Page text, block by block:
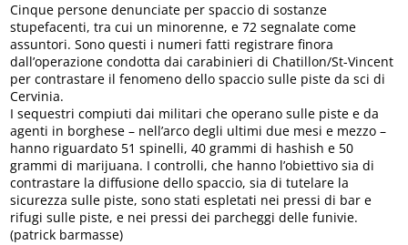
Cinque persone denunciate per spaccio di sostanze
stupefacenti, tra cui un minorenne, e 72 segnalate come
assuntori. Sono questi i numeri fatti registrare finora
dall’operazione condotta dai carabinieri di Chatillon/St-Vincent
per contrastare il fenomeno dello spaccio sulle piste da sci di
Cervinia.
I sequestri compiuti dai militari che operano sulle piste e da
agenti in borghese – nell’arco degli ultimi due mesi e mezzo –
hanno riguardato 51 spinelli, 40 grammi di hashish e 50
grammi di marijuana. I controlli, che hanno l’obiettivo sia di
contrastare la diffusione dello spaccio, sia di tutelare la
sicurezza sulle piste, sono stati espletati nei pressi di bar e
rifugi sulle piste, e nei pressi dei parcheggi delle funivie.
(patrick barmasse)